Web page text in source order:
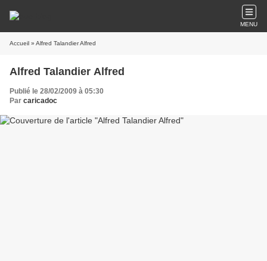
MENU
Accueil » Alfred Talandier Alfred
Alfred Talandier Alfred
Publié le 28/02/2009 à 05:30
Par caricadoc